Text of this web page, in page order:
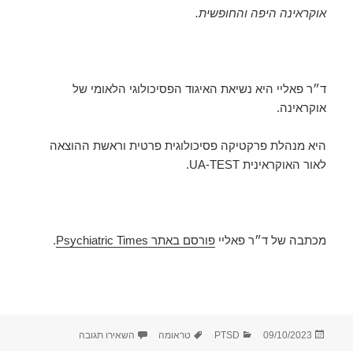
אוקראינה היפה והחופשית.
ד״ר פאליי היא נשיאת האיגוד הפסיכולוגי הלאומי של
אוקראינה.
היא מנהלת פרקטיקה פסיכולוגית פרטית וראשת ההוצאה
לאור האוקראינית UA-TEST.
מכתבה של ד״ר פאלייפורסם באתר Psychiatric Times .
פורסם
09/10/2023 קטגוריות
PTSD תגיות
טראומה השאירו תגובה